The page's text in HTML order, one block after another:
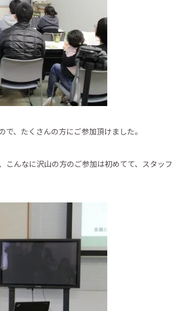
、たくさんの方にご参加頂けました。
こんなに沢山の方のご参加は初めてて、スタッフ